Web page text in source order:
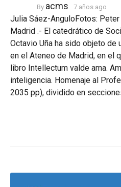
By acms 7 años ago
Julia Sáez-AnguloFotos:
Madrid .- El catedrático de
Octavio Uña ha sido objeto de
en el Ateneo de Madrid, en el
libro Intellectum valde ama.
inteligencia. Homenaje al
2035 pp), dividido en